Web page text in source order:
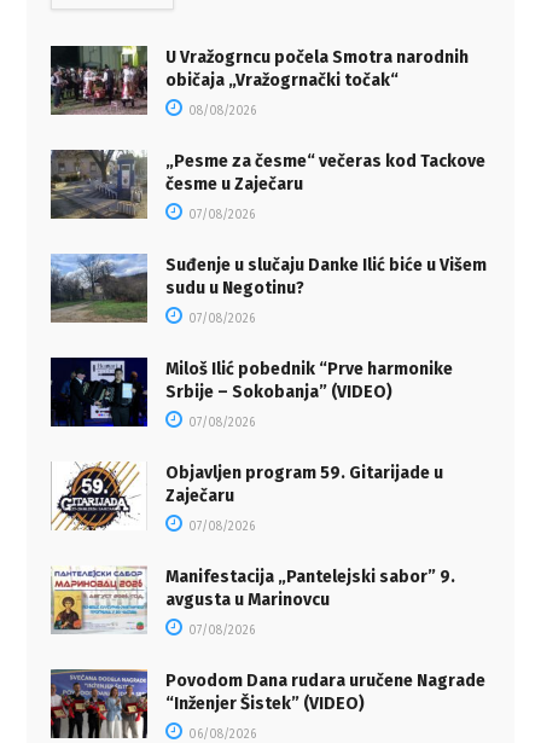
U Vražogrncu počela Smotra narodnih
običaja „Vražogrnački točak“
08/08/2026
„Pesme za česme“ večeras kod Tackove
česme u Zaječaru
07/08/2026
Suđenje u slučaju Danke Ilić biće u Višem
sudu u Negotinu?
07/08/2026
Miloš Ilić pobednik “Prve harmonike
Srbije – Sokobanja” (VIDEO)
07/08/2026
Objavljen program 59. Gitarijade u
Zaječaru
07/08/2026
Manifestacija „Pantelejski sabor” 9.
avgusta u Marinovcu
07/08/2026
Povodom Dana rudara uručene Nagrade
“Inženjer Šistek” (VIDEO)
06/08/2026